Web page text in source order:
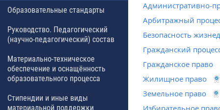
Административно-
Арбитражный
Безопасность
Гражданский
Гражданское право
Жилищное право
Земельное право
Избирательное
Образовательные стандарты
Руководство. Педагогический
(научно-педагогический) состав
Материально-техническое
обеспечение и оснащённость
образовательного процесса
Стипендии и иные виды
материальной поддержки